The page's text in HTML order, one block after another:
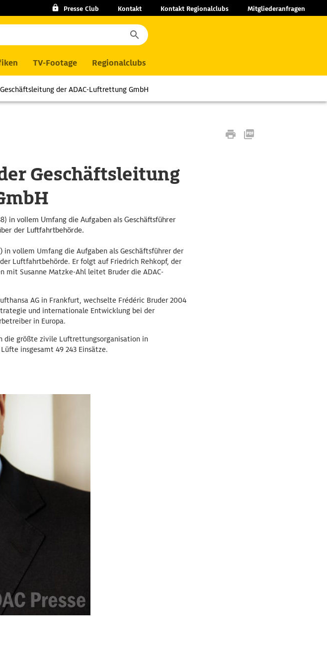
Presse Club Kontakt Kontakt Regionalclubs Mitgliederanfragen
TV-Footage Regionalclubs
der ADAC-Luftrettung GmbH
Geschäftsleitung
in vollem Umfang die Aufgaben als Geschäftsführer
der Luftfahrtbehörde.
in vollem Umfang die Aufgaben als Geschäftsführer der
Luftfahrtbehörde. Er folgt auf Friedrich Rehkopf, der
mit Susanne Matzke-Ahl leitet Bruder die ADAC-
AG in Frankfurt, wechselte Frédéric Bruder 2004
und internationale Entwicklung bei der
in Europa.
die größte zivile Luftrettungsorganisation in
insgesamt 49 243 Einsätze.